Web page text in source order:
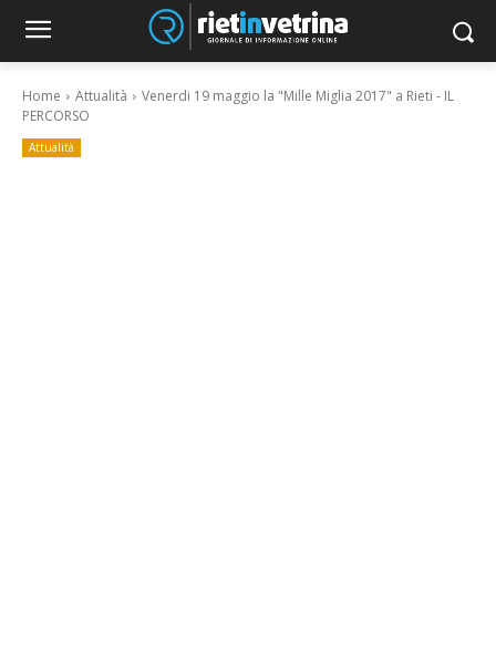
Home Attualità
Venerdi 19 maggio la "Mille Miglia 2017" a Rieti - IL
PERCORSO
Attualità